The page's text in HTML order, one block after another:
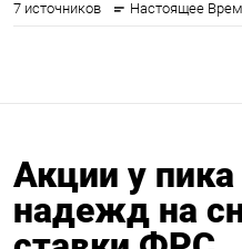
Акции у
надежд на